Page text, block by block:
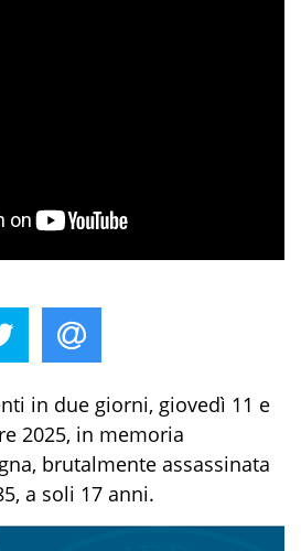
in due giorni, giovedì 11 e
2025, in memoria
brutalmente assassinata
a soli 17 anni.